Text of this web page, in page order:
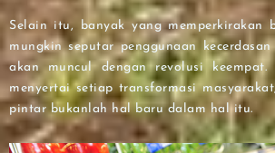
Selain itu, banyak yang memperkirakan
mungkin seputar penggunaan
akan muncul dengan revolusi keempat.
menyertai setiap transformasi
pintar bukanlah hal baru dalam hal itu.